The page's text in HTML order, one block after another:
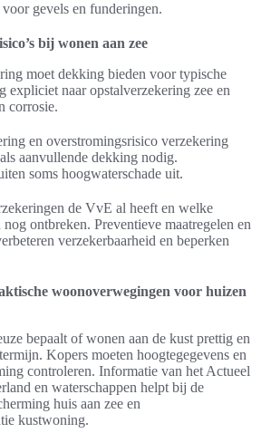
gevels en funderingen.
bij wonen aan zee
moet dekking bieden voor typische
expliciet naar opstalverzekering zee en
corrosie.
en overstromingsrisico verzekering
aanvullende dekking nodig.
soms hoogwaterschade uit.
de VvE al heeft en welke
ontbreken. Preventieve maatregelen en
verzekerbaarheid en beperken
woonoverwegingen voor huizen
bepaalt of wonen aan de kust prettig en
Kopers moeten hoogtegegevens en
controleren. Informatie van het Actueel
en waterschappen helpt bij de
huis aan zee en
kustwoning.